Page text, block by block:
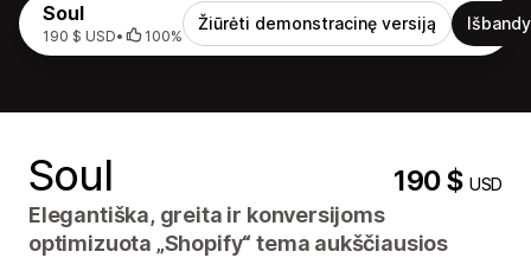
Soul
190 $ USD• 100%
Žiūrėti demonstracinę versiją
Soul 190 $USD
Elegantiška, greita ir konversijoms
optimizuota „Shopify“ tema aukščiausios